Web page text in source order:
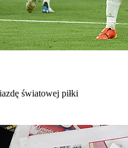
światowej piłki